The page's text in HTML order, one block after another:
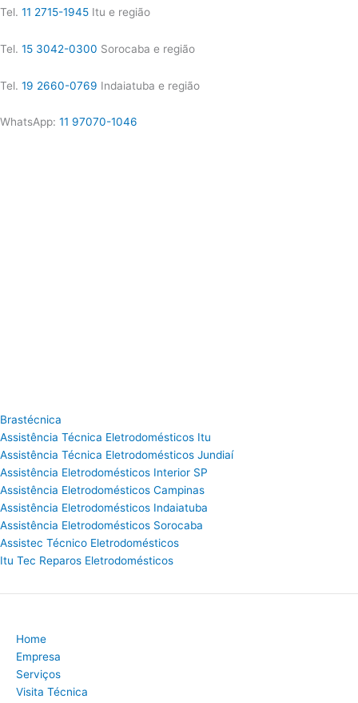
Tel. 11 2715-1945 Itu e região
Tel. 15 3042-0300 Sorocaba e região
Tel. 19 2660-0769 Indaiatuba e região
WhatsApp: 11 97070-1046
Brastécnica
Assistência Técnica Eletrodomésticos Itu
Assistência Técnica Eletrodomésticos Jundiaí
Assistência Eletrodomésticos Interior SP
Assistência Eletrodomésticos Campinas
Assistência Eletrodomésticos Indaiatuba
Assistência Eletrodomésticos Sorocaba
Assistec Técnico Eletrodomésticos
Itu Tec Reparos Eletrodomésticos
Home
Empresa
Serviços
Visita Técnica